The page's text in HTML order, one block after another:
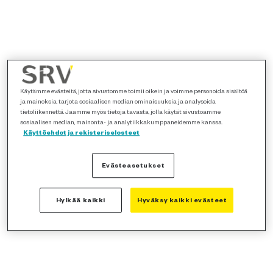
Käytämme evästeitä, jotta sivustomme toimii oikein ja voimme personoida sisältöä
ja mainoksia, tarjota sosiaalisen median ominaisuuksia ja analysoida
tietoliikennettä. Jaamme myös tietoja tavasta, jolla käytät sivustoamme
sosiaalisen median, mainonta- ja analytiikkakumppaneidemme kanssa.
Käyttöehdot ja rekisteriselosteet
Evästeasetukset
Hylkää kaikki Hyväksy kaikki evästeet